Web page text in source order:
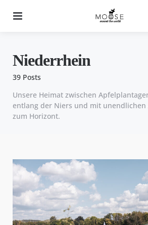
39 Posts
Niederrhein
Unsere Heimat zwischen
entlang der Niers und mit unendlichen
zum Horizont.